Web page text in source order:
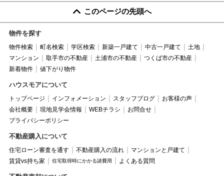
このページの先頭へ
物件を探す
物件検索 町名検索 学区検索 新築一戸建て 中古一戸建て
土地
マンション
取手市の不動産 土浦市の不動産
つくば市の不動産
新着物件
値下がり物件
ハウスモアについて
トップページ インフォメーション スタッフブログ
お客様の声
会社概要
現地見学会情報 WEBチラシ
お問合せ
プライバシーポリシー
不動産購入について
住宅ローン審査を通す 不動産購入の流れ
マンションと戸建て
賃貸vs持ち家
住宅取得時にかかる諸費用 よくある質問